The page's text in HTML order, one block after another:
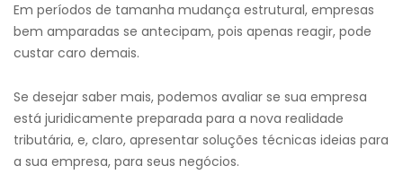
Em períodos de tamanha mudança estrutural, empresas
bem amparadas se antecipam, pois apenas reagir, pode
custar caro demais.
Se desejar saber mais, podemos avaliar se sua empresa
está juridicamente preparada para a nova realidade
tributária, e, claro, apresentar soluções técnicas ideias para
a sua empresa, para seus negócios.